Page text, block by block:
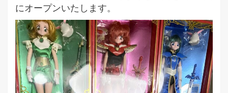
にオープンいたします。